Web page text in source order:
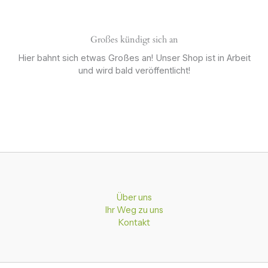
Großes kündigt sich an
Hier bahnt sich etwas Großes an! Unser Shop ist in Arbeit
und wird bald veröffentlicht!
Über uns
Ihr Weg zu uns
Kontakt